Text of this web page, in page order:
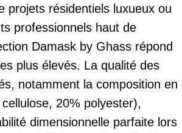
projets résidentiels luxueux ou
professionnels haut de
Damask by Ghass répond
plus élevés. La qualité des
notamment la composition en
20% polyester),
dimensionnelle parfaite lors